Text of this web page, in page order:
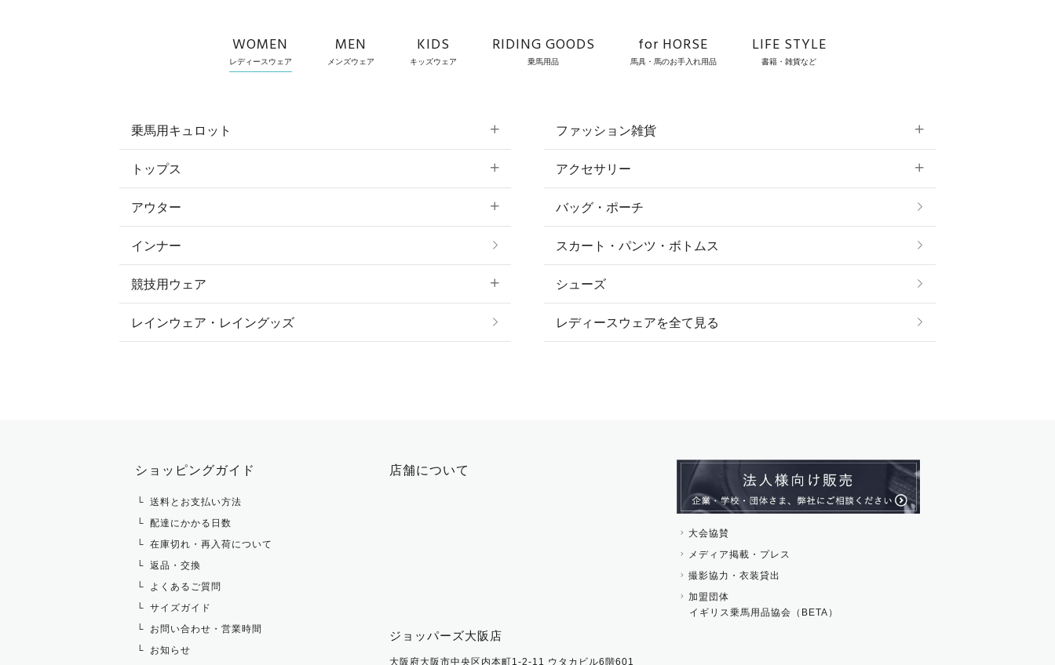
WOMEN
レディースウェア
MEN
メンズウェア
KIDS
キッズウェア
RIDING GOODS
乗馬用品
for HORSE
馬具・馬のお手入れ用品
LIFE STYLE
書籍・雑貨など
乗馬用キュロット
すべてのキュロット
フルグリップ・尻革 キュロット
ニーグリップ・膝革 キュロット
トップス
すべてのトップス
ポロシャツ
カットソー・Tシャツ・タンクトップ
その他 トップス
アウター
すべてのアウター
コート
ジャケット・ブルゾン
インナー
競技用ウェア
すべての競技用ウェア
レインウェア・レイングッズ
ファッション雑貨
すべてのファッション雑貨
ソックス
ベルト
キーホルダー・チャーム・ストラップ
その他 ファッション雑貨
アクセサリー
すべてのアクセサリー
リング
ピアス・イヤリング
その他 アクセサリー
バッグ・ポーチ
スカート・パンツ・ボトムス
シューズ
レディースウェアを全て見る
ショッピングガイド
送料とお支払い方法
配達にかかる日数
在庫切れ・再入荷について
返品・交換
よくあるご質問
サイズガイド
お問い合わせ・営業時間
お知らせ
店舗について
ジョッパーズ大阪店
大阪府大阪市中央区内本町1-2-11 ウタカビル6階601
大会協賛
メディア掲載・プレス
撮影協力・衣装貸出
加盟団体
イギリス乗馬用品協会（BETA）